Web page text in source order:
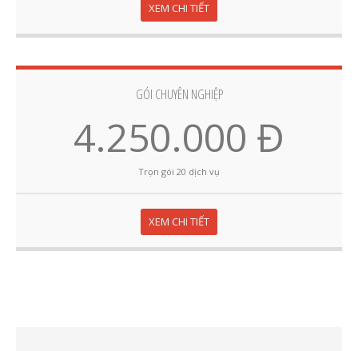
XEM CHI TIẾT
GÓI CHUYÊN NGHIỆP
4.250.000 Đ
Trọn gói 20 dịch vụ
XEM CHI TIẾT